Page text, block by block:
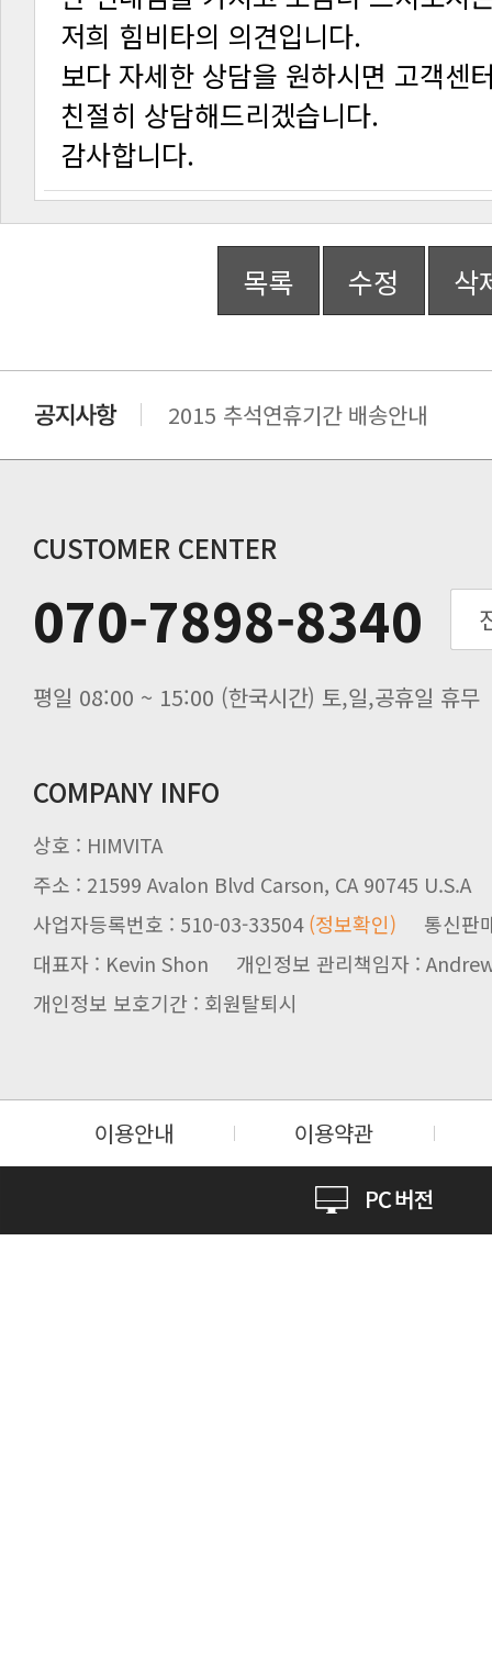
저희 힘비타의 의견입니다.
친절히 상담해드리겠습니다.
감사합니다.
목록 수정 삭
2015 추석연휴기간 배송안내
추수감사절 배송안내
추석기간 배송안내
노동절(9월3일) 배송업무 안내
입금 고객님을 찾습니다.
CUSTOMER CENTER
070-7898-8340
평일 08:00 ~ 15:00 (한국시간) 토,일,공휴일 휴무
COMPANY INFO
상호 : HIMVITA
주소 : 21599 Avalon Blvd Carson, CA 90745 U.S.A
사업자등록번호 : 510-03-33504(정보확인) 통신판
대표자 : Kevin Shon 개인정보 관리책임자 :
개인정보 보호기간 : 회원탈퇴시
이용안내 이용약관